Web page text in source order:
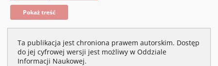
Pokaż treść
Ta publikacja jest chroniona prawem autorskim. Dostęp
do jej cyfrowej wersji jest możliwy w Oddziale
Informacji Naukowej.